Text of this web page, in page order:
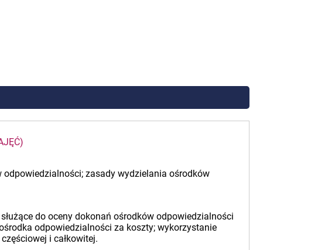
zasady wydzielania ośrodków
do oceny dokonań ośrodków odpowiedzialności
odpowiedzialności za koszty; wykorzystanie
i całkowitej.